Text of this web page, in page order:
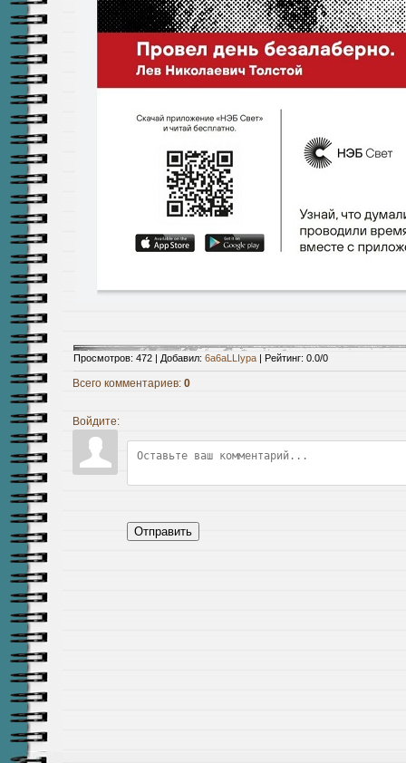
Просмотров: 472 | Добавил: 6a6aLLIypa | Рейтинг: 0.0/0
Всего комментариев: 0
Войдите:
Отправить